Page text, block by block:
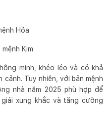
Hỏa
Kim
minh, khéo léo và có khả
Tuy nhiên, với bản mệnh
nhà năm 2025 phù hợp để
xung khắc và tăng cường